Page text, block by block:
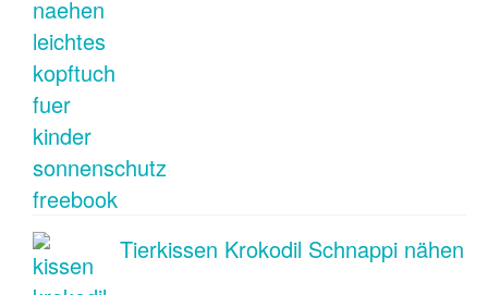
Tierkissen Krokodil Schnappi nähen